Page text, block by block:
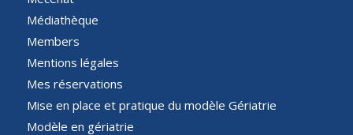
Médiathèque
Members
Mentions légales
Mes réservations
Mise en place et pratique du modèle Gériatrie
Modèle en gériatrie